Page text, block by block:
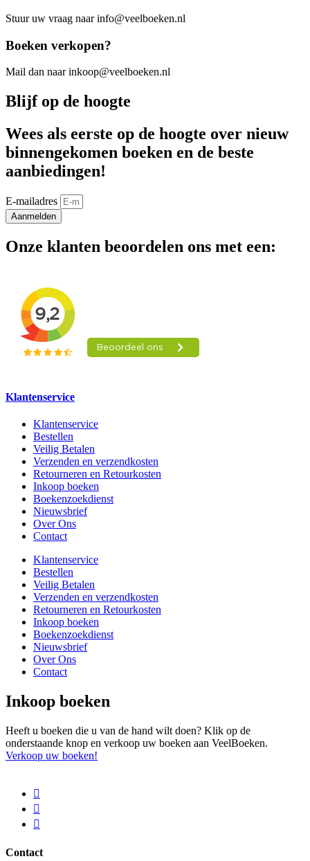
Stuur uw vraag naar info@veelboeken.nl
Boeken verkopen?
Mail dan naar inkoop@veelboeken.nl
Blijf op de hoogte
Wees als eerste op de hoogte over nieuw
binnengekomen boeken en de beste
aanbiedingen!
E-mailadres
Aanmelden
Onze klanten beoordelen ons met een:
Klantenservice
Klantenservice
Bestellen
Veilig Betalen
Verzenden en verzendkosten
Retourneren en Retourkosten
Inkoop boeken
Boekenzoekdienst
Nieuwsbrief
Over Ons
Contact
Klantenservice
Bestellen
Veilig Betalen
Verzenden en verzendkosten
Retourneren en Retourkosten
Inkoop boeken
Boekenzoekdienst
Nieuwsbrief
Over Ons
Contact
Inkoop boeken
Heeft u boeken die u van de hand wilt doen? Klik op de
onderstaande knop en verkoop uw boeken aan VeelBoeken.
Verkoop uw boeken!
Contact